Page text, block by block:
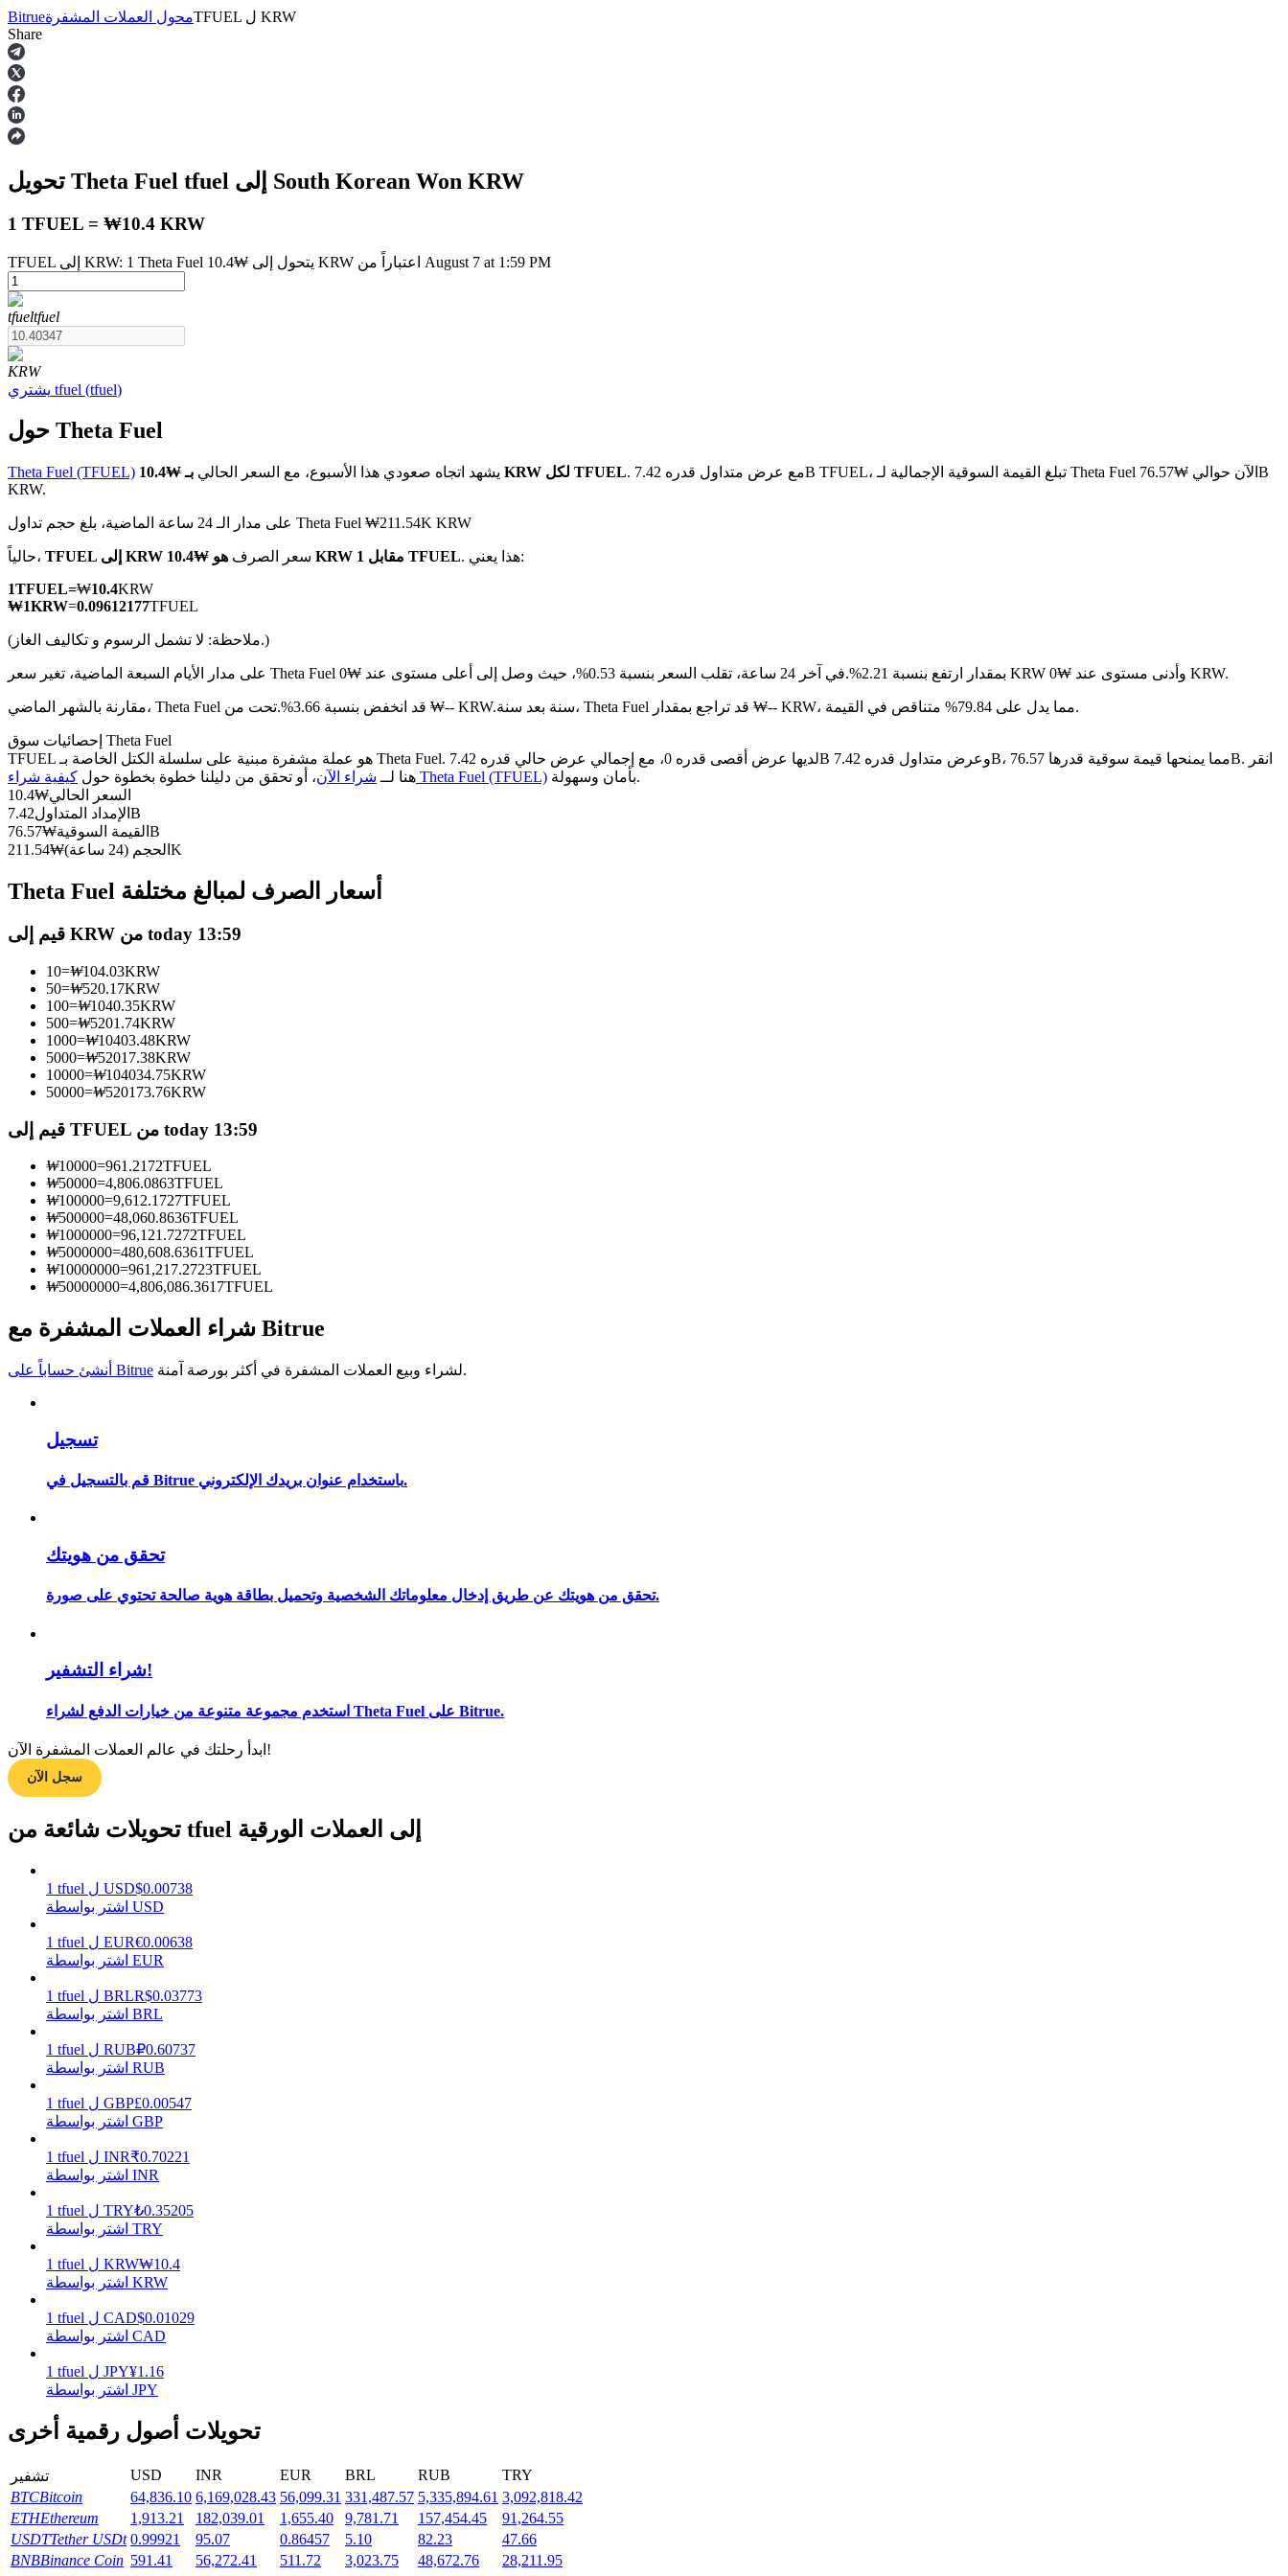
العقود الآجلة
العقود الآجلة USDT
العقود الآجلة لـ COIN-M
العقود الآجلة للعملات المشفرة
TradFi
مشتقات الأسهم والعملات الأجنبية والمعادن الثمينة والسلع
العقود الآجلة USDC
العقود الآجلة باستخدام USDC كضمان
نسخ التداول
انضم إلى أفضل المتداولين
كن متداول نسخ
معلومة
مرشد
استراتيجيات التداول
تعلم كيفية البقاء مربحة
يكسب
احصل على مكافآت تنافسية يوميًا
Bitrueمحول العملات المشفرةTFUEL ل KRW
Share
تحويل Theta Fuel tfuel إلى South Korean Won KRW
1 TFUEL = ₩10.4 KRW
TFUEL إلى KRW: 1 Theta Fuel يتحول إلى ₩10.4 KRW اعتباراً من August 7 at 1:59 PM
tfueltfuel
KRW
يشتري tfuel (tfuel)
حول Theta Fuel
Theta Fuel (TFUEL) يشهد اتجاه صعودي هذا الأسبوع، مع السعر الحالي بـ ₩10.4 KRW لكل TFUEL. مع عرض متداول قدره 7.42B TFUEL، تبلغ القيمة السوقية الإجمالية لـ Theta Fuel الآن حوالي ₩76.57B
KRW.
على مدار الـ 24 ساعة الماضية، بلغ حجم تداول Theta Fuel ₩211.54K KRW
حالياً، TFUEL إلى KRW سعر الصرف هو ₩10.4 KRW مقابل 1 TFUEL
. هذا يعني:
1TFUEL=₩10.4KRW
₩1KRW=0.09612177TFUEL
(ملاحظة: لا تشمل الرسوم و تكاليف الغاز.)
على مدار الأيام السبعة الماضية، تغير سعر Theta Fuel بمقدار ارتفع بنسبة 2.21%. في آخر 24 ساعة، تقلب السعر بنسبة 0.53%، حيث وصل إلى أعلى مستوى عند ₩0 KRW وأدنى مستوى عند ₩0 KRW.
مقارنة بالشهر الماضي، Theta Fuel قد انخفض بنسبة 3.66%.تحت من ₩-- KRW. سنة بعد سنة، Theta Fuel قد تراجع بمقدار ₩-- KRW، مما يدل على 79.84% متناقص في القيمة.
إحصائيات سوق Theta Fuel
TFUEL هو عملة مشفرة مبنية على سلسلة الكتل الخاصة بـ Theta Fuel. لديها عرض أقصى قدره 0، مع إجمالي عرض حالي قدره 7.42B وعرض متداول قدره 7.42B، مما يمنحها قيمة سوقية قدرها 76.57B. انقر
هنا لــ شراء الآن، أو تحقق من دليلنا خطوة بخطوة حول كيفية شراء Theta Fuel (TFUEL)
بأمان وسهولة.
السعر الحالي₩
10.4
الإمداد المتداول 7.42B
القيمة السوقية₩
76.57B
الحجم (24 ساعة)
₩ 211.54K
Theta Fuel أسعار الصرف لمبالغ مختلفة
قيم إلى KRW من today 13:59
10=₩104.03KRW
50=₩520.17KRW
100=₩1040.35KRW
500=₩5201.74KRW
1000=₩10403.48KRW
5000=₩52017.38KRW
10000=₩104034.75KRW
50000=₩520173.76KRW
قيم إلى TFUEL من today 13:59
₩10000=961.2172TFUEL
₩50000=4,806.0863TFUEL
₩100000=9,612.1727TFUEL
₩500000=48,060.8636TFUEL
₩1000000=96,121.7272TFUEL
₩5000000=480,608.6361TFUEL
₩10000000=961,217.2723TFUEL
₩50000000=4,806,086.3617TFUEL
شراء العملات المشفرة مع Bitrue
أنشئ حساباً على Bitrue لشراء وبيع العملات المشفرة في أكثر بورصة آمنة.
تسجيل
قم بالتسجيل في Bitrue باستخدام عنوان بريدك الإلكتروني.
تحقق من هويتك
تحقق من هويتك عن طريق إدخال معلوماتك الشخصية وتحميل بطاقة هوية صالحة تحتوي على صورة.
شراء التشفير!
استخدم مجموعة متنوعة من خيارات الدفع لشراء Theta Fuel على Bitrue.
ابدأ رحلتك في عالم العملات المشفرة الآن!
سجل الآن
تحويلات شائعة من tfuel إلى العملات الورقية
1 tfuel ل USD$0.00738
اشتر بواسطة USD
1 tfuel ل EUR€0.00638
اشتر بواسطة EUR
1 tfuel ل BRLR$0.03773
اشتر بواسطة BRL
1 tfuel ل RUB₽0.60737
اشتر بواسطة RUB
1 tfuel ل GBP£0.00547
اشتر بواسطة GBP
1 tfuel ل INR₹0.70221
اشتر بواسطة INR
1 tfuel ل TRY₺0.35205
اشتر بواسطة TRY
1 tfuel ل KRW₩10.4
اشتر بواسطة KRW
1 tfuel ل CAD$0.01029
اشتر بواسطة CAD
1 tfuel ل JPY¥1.16
اشتر بواسطة JPY
تحويلات أصول رقمية أخرى
تشفير USD INR EUR BRL RUB
TRY
BTCBitcoin 64,836.10 6,169,028.43 56,099.31 331,487.57 5,335,894.61 3,092,818.42
ETHEthereum 1,913.21 182,039.01 1,655.40 9,781.71 157,454.45
91,264.55
USDTTether USDt 0.99921 95.07 0.86457 5.10 82.23
47.66
BNBBinance Coin 591.41 56,272.41 511.72 3,023.75 48,672.76
28,211.95